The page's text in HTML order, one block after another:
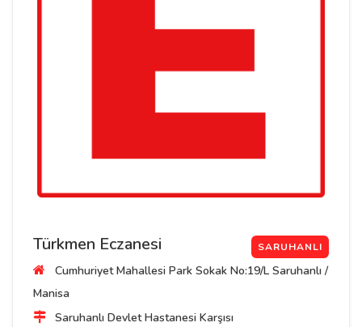
Türkmen Eczanesi SARUHANLI
Cumhuriyet Mahallesi Park Sokak No:19/L Saruhanlı /
Manisa
Saruhanlı Devlet Hastanesi Karşısı